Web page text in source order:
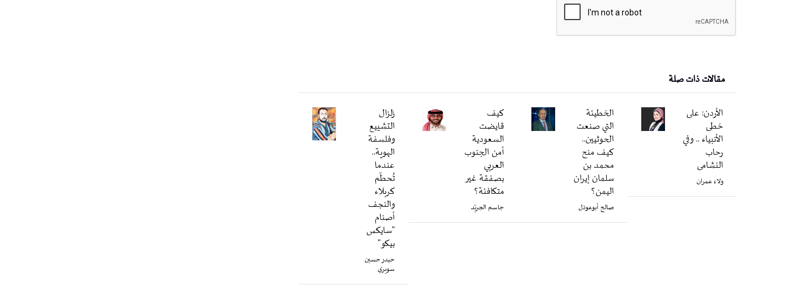
مقالات ذات صلة
الأردن: على
خطى
الأنبياء .. وفي
رحاب
النشامى
ولاء عمران
الخطيئة
التي صنعت
الحوثيين..
كيف منح
محمد بن
سلمان إيران
اليمن؟
صالح أبوعوذل
كيف
قايضت
السعودية
أمن الجنوب
العربي
بصفقة غير
متكافئة؟
جاسم الجريّد
زلزال
التشييع
وفلسفة
الهوية..
عندما
تُحطّم
كربلاء
والنجف
أصنام
"سايكس
بيكو"
حيدر حسين
سويري